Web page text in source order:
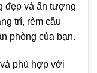
đẹp và ấn tượng
trí, rèm cầu
phòng của bạn.
phù hợp với